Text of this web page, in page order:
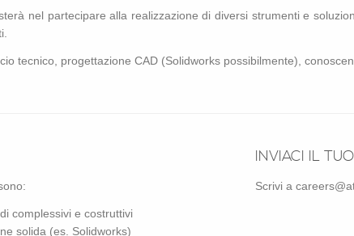
nel par­te­ci­pa­re alla rea­liz­za­zio­ne di di­ver­si stru­men­ti e
tec­ni­co, pro­get­ta­zio­ne CAD (So­lid­works pos­si­bil­men­te),
com­ples­si­vi e co­strut­ti­vi
so­li­da (es. So­lid­works)
IN­VIA­CI IL
Scri­vi a